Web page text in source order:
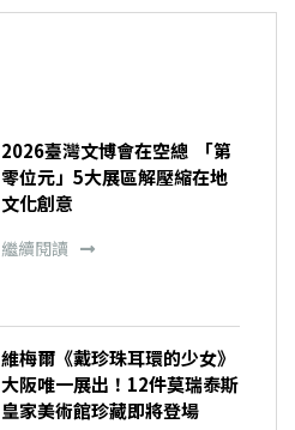
2026臺灣文博會在空總 「第
零位元」5大展區解壓縮在地
文化創意
繼續閱讀
維梅爾《戴珍珠耳環的少女》
大阪唯一展出！12件莫瑞泰斯
皇家美術館珍藏即將登場